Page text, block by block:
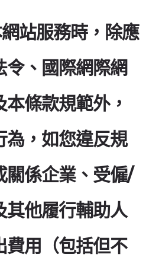
站服務時，除應
、國際網際網
條款規範外，
為，如您違反規
關係企業、受僱/
其他履行輔助人
費用（包括但不